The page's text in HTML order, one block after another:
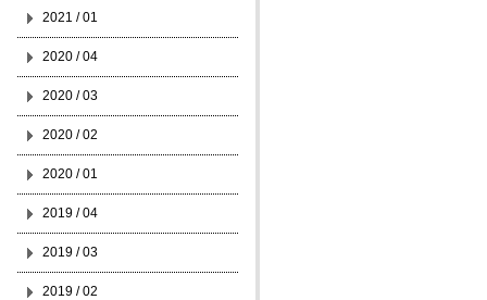
2021 / 01
2020 / 04
2020 / 03
2020 / 02
2020 / 01
2019 / 04
2019 / 03
2019 / 02